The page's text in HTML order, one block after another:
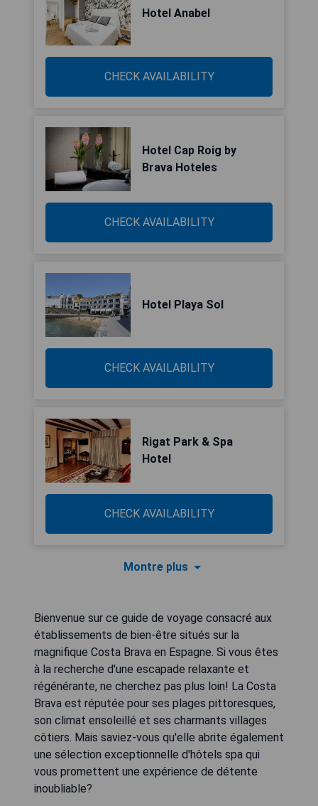
Hotel Anabel
CHECK AVAILABILITY
Hotel Cap Roig by
Brava Hoteles
CHECK AVAILABILITY
Hotel Playa Sol
CHECK AVAILABILITY
Rigat Park & Spa
Hotel
CHECK AVAILABILITY
Montre plus
Bienvenue sur ce guide de voyage consacré aux
établissements de bien-être situés sur la
magnifique Costa Brava en Espagne. Si vous êtes
à la recherche d'une escapade relaxante et
régénérante, ne cherchez pas plus loin! La Costa
Brava est réputée pour ses plages pittoresques,
son climat ensoleillé et ses charmants villages
côtiers. Mais saviez-vous qu'elle abrite également
une sélection exceptionnelle d'hôtels spa qui
vous promettent une expérience de détente
inoubliable?